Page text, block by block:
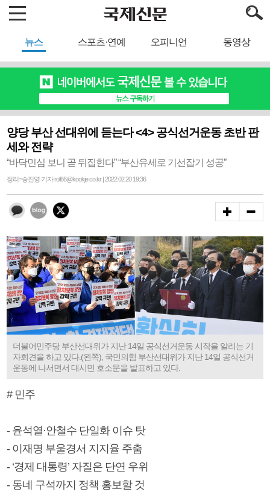
뉴스 스포츠·연예 오피니언 동영상
양당 부산 선대위에 듣는다 <4> 공식선거운동 초반 판
세와 전략
“바닥민심 보니 곧 뒤집힌다” “부산유세로 기선잡기 성공”
정리=송진영 기자 roll66@kookje.co.kr | 2022.02.20 19:36
더불어민주당 부산선대위가 지난 14일 공식선거운동 시작을 알리는 기
자회견을 하고 있다.(왼쪽), 국민의힘 부산선대위가 지난 14일 공식선거
운동에 나서면서 대시민 호소문을 발표하고 있다.
# 민주
- 윤석열·안철수 단일화 이슈 탓
- 이재명 부울경서 지지율 주춤
- ‘경제 대통령’ 자질은 단연 우위
- 동네 구석까지 정책 홍보할 것